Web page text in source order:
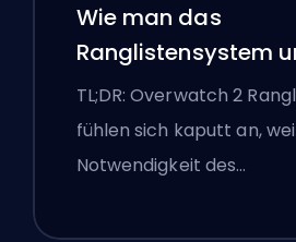
Wie man das
Ranglistensystem
überlegenen
Overwatch 2
TL;DR: Overwatch 2
fühlen sich kaputt an,
Notwendigkeit des…